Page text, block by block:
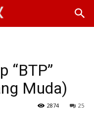
“BTP”
Muda)
25
2874